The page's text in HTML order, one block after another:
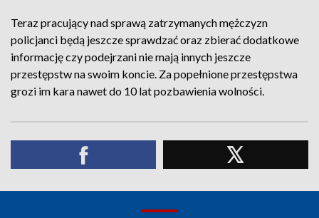
Teraz pracujący nad sprawą zatrzymanych mężczyzn
policjanci będą jeszcze sprawdzać oraz zbierać dodatkowe
informację czy podejrzani nie mają innych jeszcze
przestępstw na swoim koncie. Za popełnione przestępstwa
grozi im kara nawet do 10 lat pozbawienia wolności.